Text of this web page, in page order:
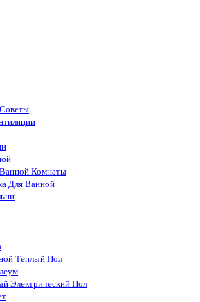
Комнаты
Для Ванной
Теплый Пол
Электрический Пол